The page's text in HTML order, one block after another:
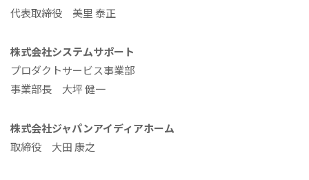
代表取締役 美里 泰正
株式会社システムサポート
プロダクトサービス事業部
事業部長 大坪 健一
株式会社ジャパンアイディアホーム
取締役 大田 康之